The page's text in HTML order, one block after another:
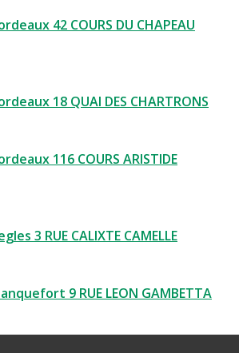
42 COURS DU CHAPEAU
18 QUAI DES CHARTRONS
116 COURS ARISTIDE
3 RUE CALIXTE CAMELLE
9 RUE LEON GAMBETTA